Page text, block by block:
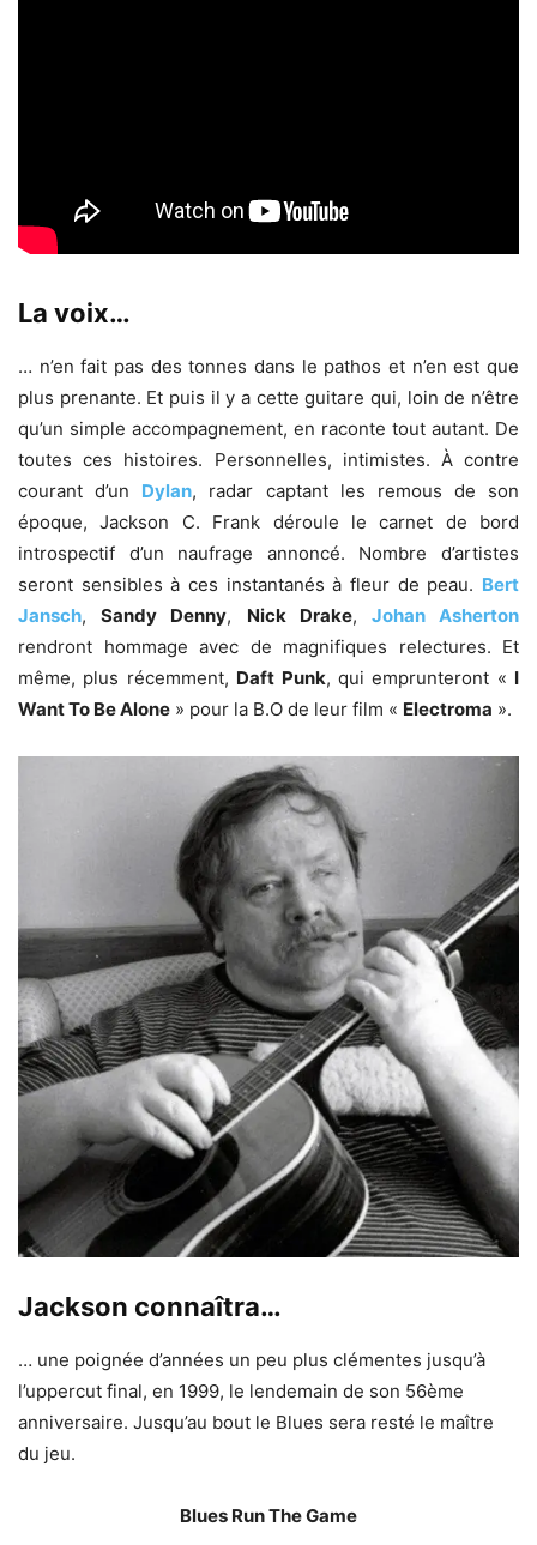
La voix…
… n’en fait pas des tonnes dans le pathos et n’en est que
plus prenante. Et puis il y a cette guitare qui, loin de n’être
qu’un simple accompagnement, en raconte tout autant. De
toutes ces histoires. Personnelles, intimistes. À contre
courant d’un Dylan, radar captant les remous de son
époque, Jackson C. Frank déroule le carnet de bord
introspectif d’un naufrage annoncé. Nombre d’artistes
seront sensibles à ces instantanés à fleur de peau. Bert
Jansch,Sandy Denny, Nick Drake, Johan Asherton
rendront hommage avec de magnifiques relectures. Et
même, plus récemment, Daft Punk, qui emprunteront « I
Want To Be Alone » pour la B.O de leur film « Electroma ».
Jackson connaîtra…
… une poignée d’années un peu plus clémentes jusqu’à
l’uppercut final, en 1999, le lendemain de son 56ème
anniversaire. Jusqu’au bout le Blues sera resté le maître
du jeu.
Blues Run The Game